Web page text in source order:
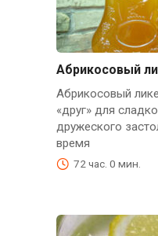
Абрикосовый
Абрикосовый
«друг» для
дружеского
время
72 час. 0 мин.